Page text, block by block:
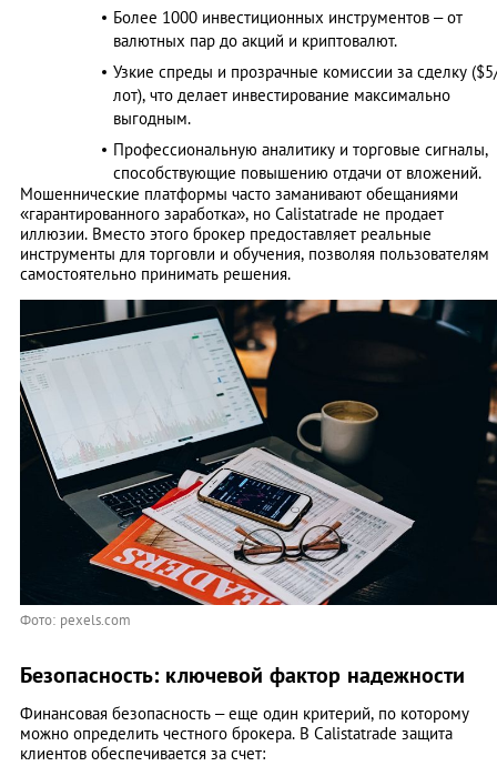
Более 1000 инвестиционных инструментов – от
валютных пар до акций и криптовалют.
Узкие спреды и прозрачные комиссии за сделку
лот), что делает инвестирование максимально
выгодным.
Профессиональную аналитику и торговые сигналы,
способствующие повышению отдачи от вложений.
Мошеннические платформы часто заманивают обещаниями
«гарантированного заработка», но Calistatrade не продает
иллюзии. Вместо этого брокер предоставляет реальные
инструменты для торговли и обучения, позволяя пользователям
самостоятельно принимать решения.
Фото: pexels.com
Безопасность: ключевой фактор надежности
Финансовая безопасность – еще один критерий, по которому
можно определить честного брокера. В Calistatrade защита
клиентов обеспечивается за счет: